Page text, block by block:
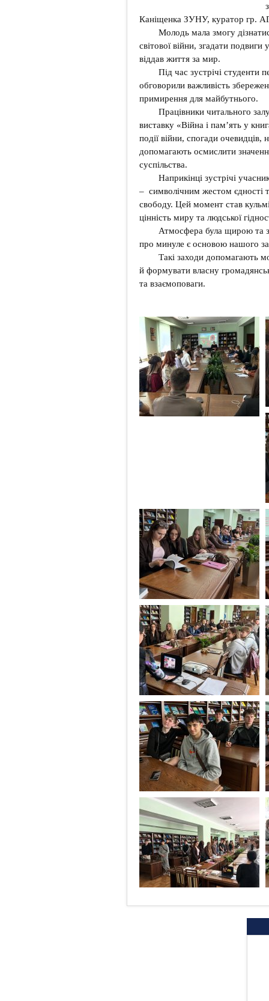
Каніщенка ЗУНУ, куратор гр.
Молодь мала змогу
світової війни, згадати
віддав життя за мир.
Під час зустрічі студенти
обговорили важливість
примирення для майбутнього.
Працівники читального
виставку «Війна і пам’ять у
події війни, спогади
допомагають осмислити
суспільства.
Наприкінці зустрічі
– символічним жестом єдності
свободу. Цей момент став
цінність миру та людської
Атмосфера була щирою та
про минуле є основою нашого
Такі заходи допомагають
й формувати власну
та взаємоповаги.